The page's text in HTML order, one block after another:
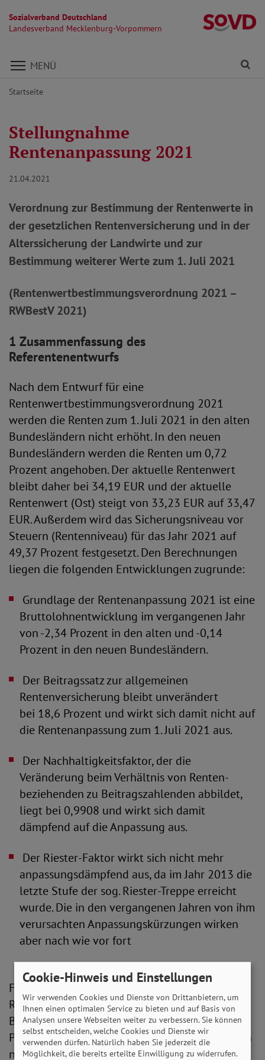
Sozialverband Deutschland
Landesverband Mecklenburg-Vorpommern
Direkt zu den Inhalten springen
MENÜ
Startseite
Stellungnahme
Rentenanpassung 2021
21.04.2021
Verordnung zur Bestimmung der Rentenwerte in
der gesetzlichen Rentenversicherung und in der
Alterssicherung der Landwirte und zur
Bestimmung weiterer Werte zum 1. Juli 2021
(Rentenwertbestimmungsverordnung 2021 –
RWBestV 2021)
1 Zusammenfassung des
Referentenentwurfs
Nach dem Entwurf für eine
Rentenwertbestimmungsverordnung 2021
werden die Renten zum 1. Juli 2021 in den alten
Bundesländern nicht erhöht. In den neuen
Bundesländern werden die Renten um 0,72
Prozent angehoben. Der aktuelle Rentenwert
bleibt daher bei 34,19 EUR und der aktuelle
Rentenwert (Ost) steigt von 33,23 EUR auf 33,47
EUR. Außerdem wird das Sicherungsniveau vor
Steuern (Rentenniveau) für das Jahr 2021 auf
49,37 Prozent festgesetzt. Den Berechnungen
liegen die folgenden Entwicklungen zugrunde:
 Grundlage der Rentenanpassung 2021 ist eine
Bruttolohnentwicklung im vergangenen Jahr
von -2,34 Prozent in den alten und -0,14
Prozent in den neuen Bundesländern.
 Der Beitragssatz zur allgemeinen
Rentenversicherung bleibt unverändert
bei 18,6 Prozent und wirkt sich damit nicht auf
die Rentenanpassung zum 1. Juli 2021 aus.
 Der Nachhaltigkeitsfaktor, der die
Veränderung beim Verhältnis von Renten-
beziehenden zu Beitragszahlenden abbildet,
liegt bei 0,9908 und wirkt sich damit
dämpfend auf die Anpassung aus.
 Der Riester-Faktor wirkt sich nicht mehr
anpassungsdämpfend aus, da im Jahr 2013 die
letzte Stufe der sog. Riester-Treppe erreicht
wurde. Die in den vergangenen Jahren von ihm
verursachten Anpassungskürzungen wirken
aber nach wie vor fort
Für das Jahr 2021 ergeben die dem
Referentenentwurf zugrundeliegenden
Berechnungen ein Rentenniveau von 49,37
Prozent. Die Niveauschutzklausel muss demnach
nicht zur Anwendung kommen.
Cookie-Hinweis und Einstellungen
Wir verwenden Cookies und Dienste von Drittanbietern, um
Ihnen einen optimalen Service zu bieten und auf Basis von
Analysen unsere Webseiten weiter zu verbessern. Sie können
selbst entscheiden, welche Cookies und Dienste wir
verwenden dürfen. Natürlich haben Sie jederzeit die
Möglichkeit, die bereits erteilte Einwilligung zu widerrufen.